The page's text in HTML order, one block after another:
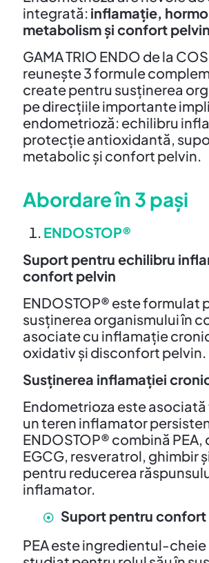
integrată: inflamație,
metabolism și confort
GAMA TRIO ENDO de la
reunește 3 formule
create pentru susținerea
pe direcțiile importante
endometrioză: echilibru
protecție antioxidantă,
metabolic și confort pelvin.
Abordare în 3 pași
ENDOSTOP®
Suport pentru echilibru
confort pelvin
ENDOSTOP® este formulat
susținerea organismului în
asociate cu inflamație
oxidativ și disconfort pelvin.
Susținerea inflamației
Endometrioza este
un teren inflamator
ENDOSTOP® combină
EGCG, resveratrol, ghimbir
pentru reducerea
inflamator.
Suport pentru confort
PEA este ingredientul-cheie